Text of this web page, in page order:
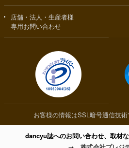
店舗・法人・生産者様
専用お問い合わせ
お客様の情報はSSL暗号通信技
dancyu誌へのお問い合わせ、取材